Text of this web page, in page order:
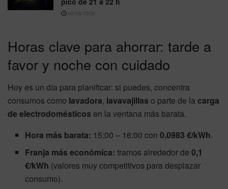
06/08/2026
Horas clave para ahorrar: tarde a
favor y noche con cuidado
Hoy es un día para planificar: si puedes, concentra
consumos como lavadora, lavavajillas o parte de lacarga
de electrodomésticos en la ventana más barata.
Hora más barata: 15:00 – 16:00 con0,0983 €/kWh.
Franja más económica: tramos alrededor de0,1
€/kWh (valores muy competitivos para desplazar
consumo).